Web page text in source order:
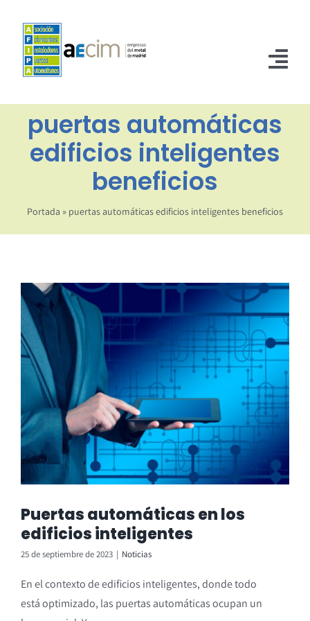
contenido
INICIO
ASOCIADOS
NOTICIAS
puertas automáticas
edificios inteligentes
beneficios
Portada » puertas automáticas edificios inteligentes beneficios
Puertas automáticas en los
edificios inteligentes
25 de septiembre de 2023 | Noticias
En el contexto de edificios inteligentes, donde todo
está optimizado, las puertas automáticas ocupan un